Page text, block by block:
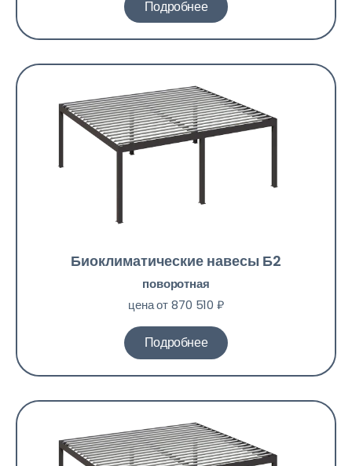
Подробнее
Биоклиматические навесы Б2
поворотная
цена от 870 510 ₽
Подробнее